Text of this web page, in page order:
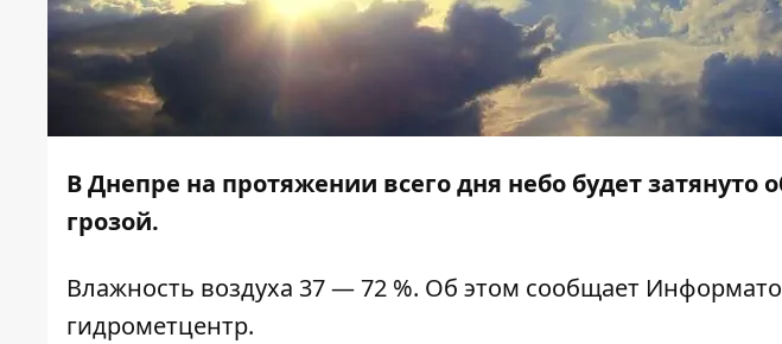
В Днепре на протяжении всего дня небо будет
грозой.
Влажность воздуха 37 — 72 %. Об этом сообщает
гидрометцентр.